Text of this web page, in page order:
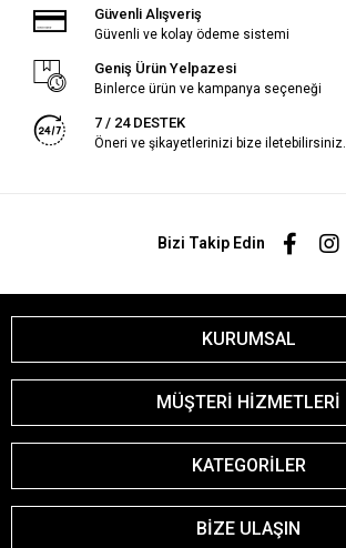
Güvenli Alışveriş
Güvenli ve kolay ödeme sistemi
Geniş Ürün Yelpazesi
Binlerce ürün ve kampanya seçeneği
7 / 24 DESTEK
Öneri ve şikayetlerinizi bize iletebilirsiniz.
Bizi Takip Edin
KURUMSAL
MÜŞTERİ HİZMETLERİ
KATEGORİLER
BİZE ULAŞIN